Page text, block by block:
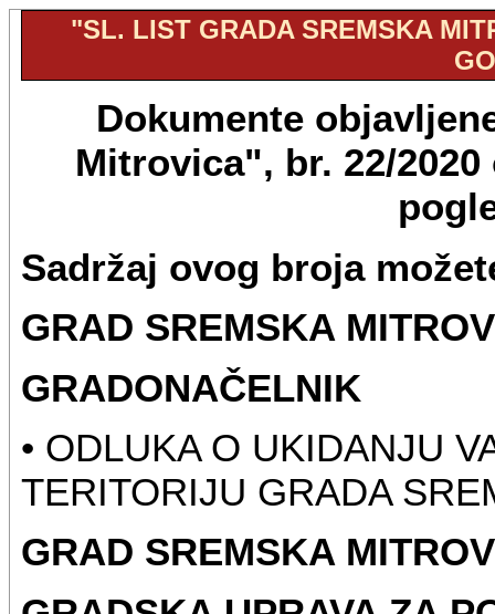
"SL. LIST GRADA SREMSKA
Dokumente
Mitrovica", br. 22/
Sadržaj ovog broja
GRAD SREMSKA
GRADONAČELNIK
• ODLUKA O UKIDANJU
TERITORIJU GRADA
GRAD SREMSKA